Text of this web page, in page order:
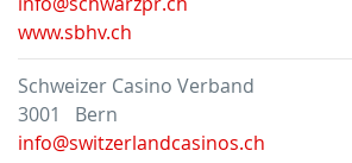
www.sbhv.ch
Schweizer Casino Verband
3001 Bern
info@switzerlandcasinos.ch